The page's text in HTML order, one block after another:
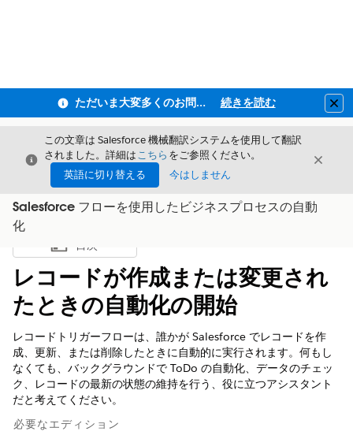
ただいま大変多くのお問い合わせをいただいており、ご連絡までにお時間を頂戴しております 続きを読む
閉じる
この文章は Salesforce 機械翻訳システムを使用して翻訳
されました。詳細はこちら をご参照ください。
英語に切り替える
今はしません
閉じる
Salesforce フローを使用したビジネスプロセスの自動
化
目次を表示
目次
レコードが作成または変更され
たときの自動化の開始
レコードトリガーフローは、誰かが Salesforce でレコードを作
成、更新、または削除したときに自動的に実行されます。何もし
なくても、バックグラウンドで ToDo の自動化、データのチェッ
ク、レコードの最新の状態の維持を行う、役に立つアシスタント
だと考えてください。
必要なエディション